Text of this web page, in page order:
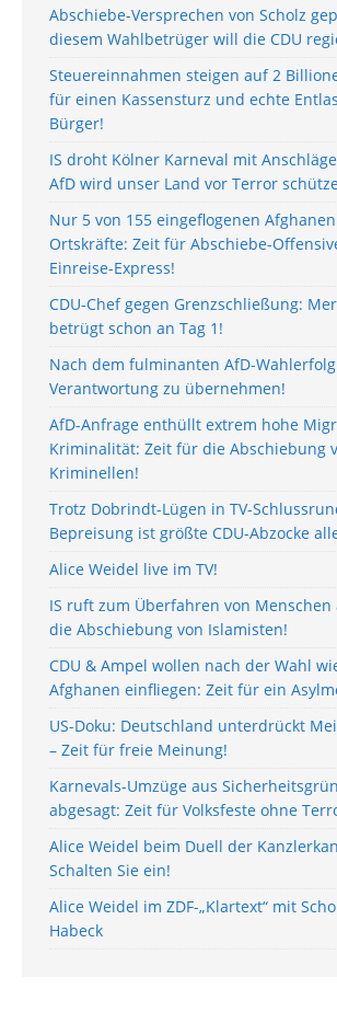
Abschiebe-Versprechen von Scholz
diesem Wahlbetrüger will die CDU
Steuereinnahmen steigen auf 2
für einen Kassensturz und echte
Bürger!
IS droht Kölner Karneval mit
AfD wird unser Land vor Terror
Nur 5 von 155 eingeflogenen
Ortskräfte: Zeit für Abschiebe-
Einreise-Express!
CDU-Chef gegen Grenzschließung:
betrügt schon an Tag 1!
Nach dem fulminanten AfD-
Verantwortung zu übernehmen!
AfD-Anfrage enthüllt extrem hohe
Kriminalität: Zeit für die Abschiebung
Kriminellen!
Trotz Dobrindt-Lügen in TV-
Bepreisung ist größte CDU-Abzocke
Alice Weidel live im TV!
IS ruft zum Überfahren von
die Abschiebung von Islamisten!
CDU & Ampel wollen nach der Wahl
Afghanen einfliegen: Zeit für ein
US-Doku: Deutschland unterdrückt
– Zeit für freie Meinung!
Karnevals-Umzüge aus
abgesagt: Zeit für Volksfeste ohne
Alice Weidel beim Duell der
Schalten Sie ein!
Alice Weidel im ZDF-„Klartext“ mit
Habeck